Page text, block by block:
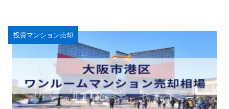
投資マンション売却